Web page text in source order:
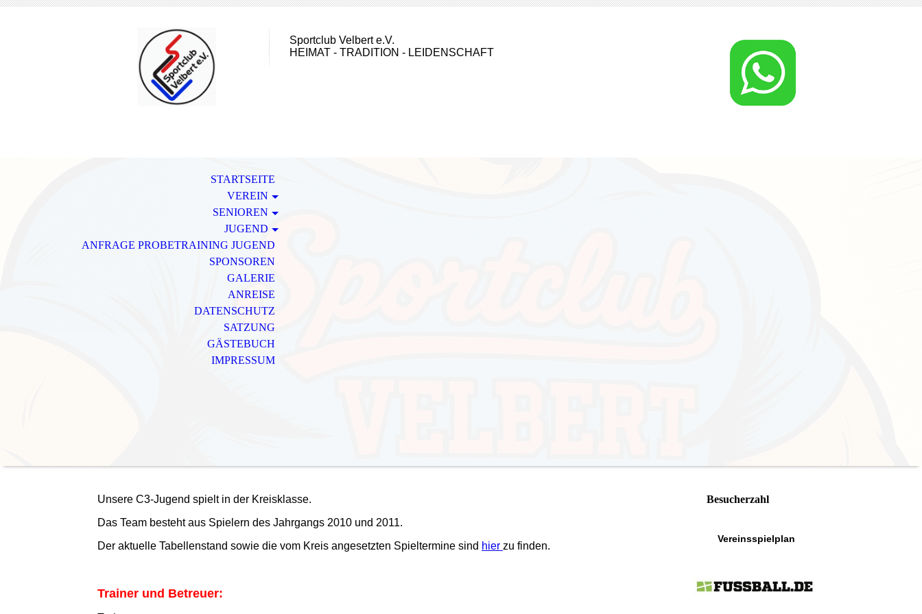
Sportclub Velbert e.V.
HEIMAT - TRADITION - LEIDENSCHAFT
STARTSEITE
VEREIN
SENIOREN
JUGEND
ANFRAGE PROBETRAINING JUGEND
SPONSOREN
GALERIE
ANREISE
DATENSCHUTZ
SATZUNG
GÄSTEBUCH
IMPRESSUM
Unsere C3-Jugend spielt in der Kreisklasse.
Das Team besteht aus Spielern des Jahrgangs 2010 und 2011.
Der aktuelle Tabellenstand sowie die vom Kreis angesetzten Spieltermine sind hier zu finden.
Trainer und Betreuer:
Besucherzahl
Vereinsspielplan